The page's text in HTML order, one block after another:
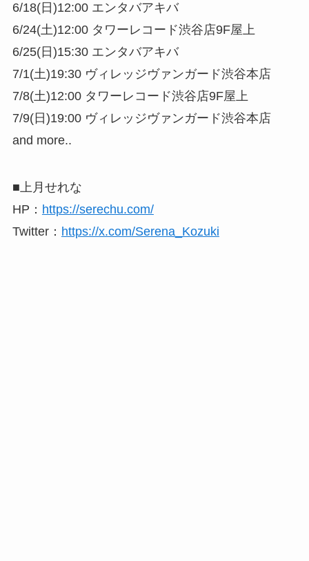
6/18(日)12:00 エンタバアキバ
6/24(土)12:00 タワーレコード渋谷店9F屋上
6/25(日)15:30 エンタバアキバ
7/1(土)19:30 ヴィレッジヴァンガード渋谷本店
7/8(土)12:00 タワーレコード渋谷店9F屋上
7/9(日)19:00 ヴィレッジヴァンガード渋谷本店
and more..
■上月せれな
HP： https://serechu.com/
Twitter： https://x.com/Serena_Kozuki